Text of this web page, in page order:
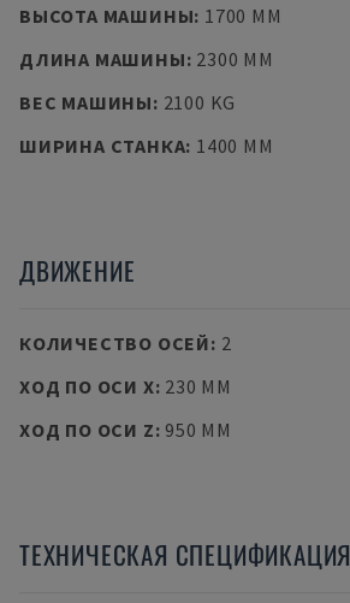
ВЫСОТА МАШИНЫ: 1700 MM
ДЛИНА МАШИНЫ: 2300 MM
ВЕС МАШИНЫ: 2100 KG
ШИРИНА СТАНКА: 1400 MM
ДВИЖЕНИЕ
КОЛИЧЕСТВО ОСЕЙ: 2
ХОД ПО ОСИ X: 230 MM
ХОД ПО ОСИ Z: 950 MM
ТЕХНИЧЕСКАЯ СПЕЦИФИКАЦИЯ